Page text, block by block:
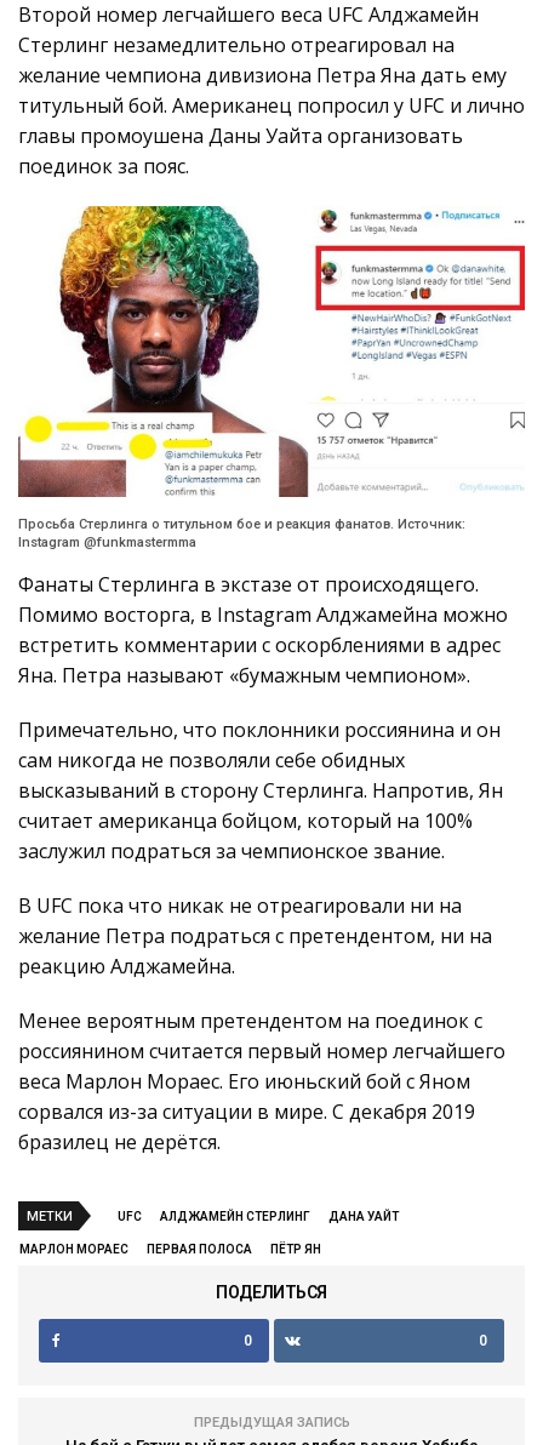
Второй номер легчайшего веса UFC Алджамейн
Стерлинг незамедлительно отреагировал на
желание чемпиона дивизиона Петра Яна дать ему
титульный бой. Американец попросил у UFC и лично
главы промоушена Даны Уайта организовать
поединок за пояс.
Просьба Стерлинга о титульном бое и реакция фанатов. Источник:
Instagram @funkmastermma
Фанаты Стерлинга в экстазе от происходящего.
Помимо восторга, в Instagram Алджамейна можно
встретить комментарии с оскорблениями в адрес
Яна. Петра называют «бумажным чемпионом».
Примечательно, что поклонники россиянина и он
сам никогда не позволяли себе обидных
высказываний в сторону Стерлинга. Напротив, Ян
считает американца бойцом, который на 100%
заслужил подраться за чемпионское звание.
В UFC пока что никак не отреагировали ни на
желание Петра подраться с претендентом, ни на
реакцию Алджамейна.
Менее вероятным претендентом на поединок с
россиянином считается первый номер легчайшего
веса Марлон Мораес. Его июньский бой с Яном
сорвался из-за ситуации в мире. С декабря 2019
бразилец не дерётся.
МЕТКИ UFC АЛДЖАМЕЙН СТЕРЛИНГ ДАНА УАЙТ
МАРЛОН МОРАЕС ПЕРВАЯ ПОЛОСА ПЁТР ЯН
ПОДЕЛИТЬСЯ
0 0
ПРЕДЫДУЩАЯ ЗАПИСЬ